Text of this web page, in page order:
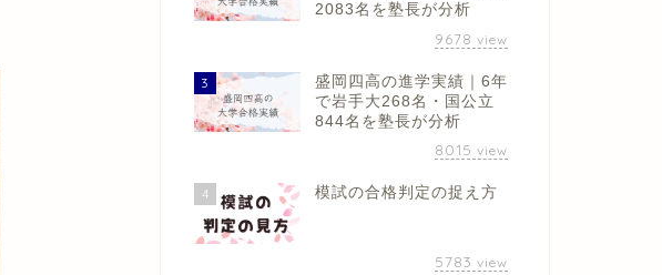
2083名を塾長が分析
9678 view
3
盛岡四高の進学実績｜6年
で岩手大268名・国公立
844名を塾長が分析
8015 view
4 模試の合格判定の捉え方
5783 view